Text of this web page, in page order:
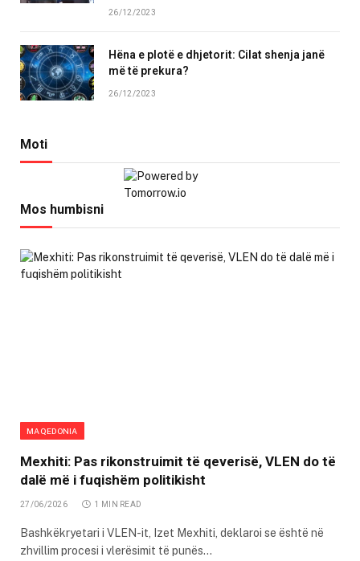
26/12/2023
Hëna e plotë e dhjetorit: Cilat shenja janë
më të prekura?
26/12/2023
Moti
Mos humbisni
MAQEDONIA
Mexhiti: Pas rikonstruimit të qeverisë, VLEN do të
dalë më i fuqishëm politikisht
27/06/2026 1 MIN READ
Bashkëkryetari i VLEN-it, Izet Mexhiti, deklaroi se është në
zhvillim procesi i vlerësimit të punës…